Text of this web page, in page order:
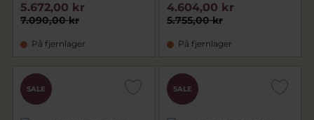
7.090,00 kr
5.672,00 kr
På fjernlager
5.755,00 kr
4.604,00 kr
På fjernlager
SALE SALE